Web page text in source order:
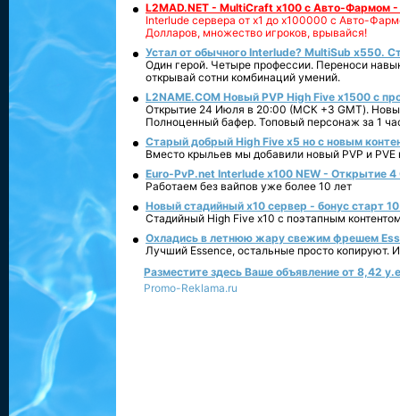
L2MAD.NET - MultiCraft x100 с Авто-Фармом
Interlude сервера от х1 до х100000 с Авто-
Долларов, множество игроков, врывайся!
Устал от обычного Interlude? MultiSub x550.
Один герой. Четыре профессии. Переноси
открывай сотни комбинаций умений.
L2NAME.COM Новый PVP High Five x1500 с
Открытие 24 Июля в 20:00 (МСК +3 GMT).
Полноценный бафер. Топовый персонаж за 1
Старый добрый High Five x5 но с новым
Вместо крыльев мы добавили новый PVP и PVE
Euro-PvP.net Interlude х100 NEW - Открытие 4
Работаем без вайпов уже более 10 лет
Новый стадийный х10 сервер - бонус старт
Стадийный High Five x10 с поэтапным
Охладись в летнюю жару свежим фрешем
Лучший Essence, остальные просто копируют.
Разместите здесь Ваше объявление от 8,42
Promo-Reklama.ru